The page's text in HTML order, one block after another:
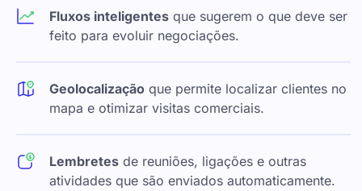
Fluxos inteligentes que sugerem o que deve ser
feito para evoluir negociações.
Geolocalização que permite localizar clientes no
mapa e otimizar visitas comerciais.
Lembretes de reuniões, ligações e outras
atividades que são enviados automaticamente.